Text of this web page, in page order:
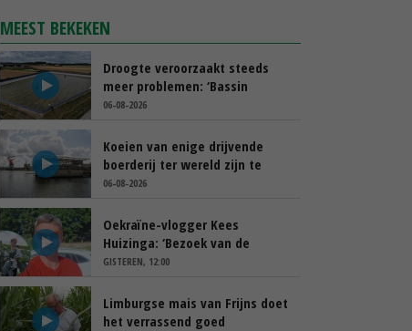
MEEST BEKEKEN
Droogte veroorzaakt steeds
meer problemen: ‘Bassin
afgelopen week al leeg’
06-08-2026
Koeien van enige drijvende
boerderij ter wereld zijn te
koop
06-08-2026
Oekraïne-vlogger Kees
Huizinga: ‘Bezoek van de
ambassade mag zelf groente
GISTEREN, 12:00
Limburgse mais van Frijns doet
het verrassend goed